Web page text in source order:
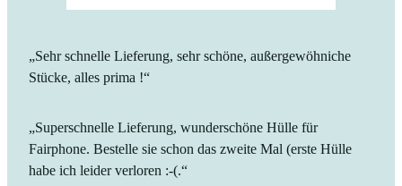
„Sehr schnelle Lieferung, sehr schöne, außergewöhniche
Stücke, alles prima !“
„Superschnelle Lieferung, wunderschöne Hülle für
Fairphone. Bestelle sie schon das zweite Mal (erste Hülle
habe ich leider verloren :-(.“